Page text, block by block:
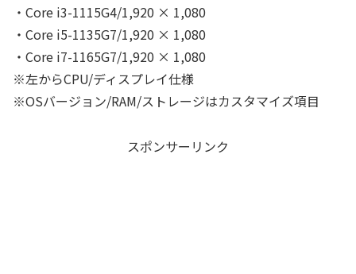
・Core i3-1115G4/1,920 × 1,080
・Core i5-1135G7/1,920 × 1,080
・Core i7-1165G7/1,920 × 1,080
※左からCPU/ディスプレイ仕様
※OSバージョン/RAM/ストレージはカスタマイズ項目
スポンサーリンク